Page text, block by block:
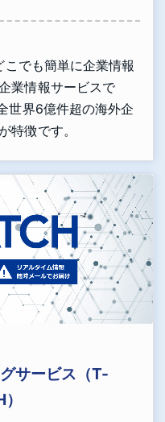
でも簡単に企業情報
業情報サービスで
世界6億件超の海外企
特徴です。
サービス（T-